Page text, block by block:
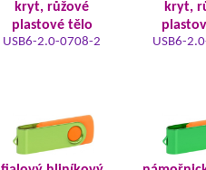
kryt, růžové
plastové tělo
USB6-2.0-0708-2
kryt,
USB6-